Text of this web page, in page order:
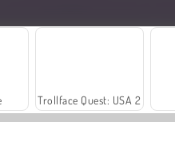
Trollface Quest: USA 2